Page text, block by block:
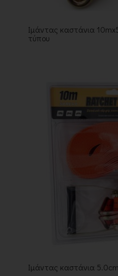
Ιμάντας καστάνια
τύπου
Ιμάντας καστάνια